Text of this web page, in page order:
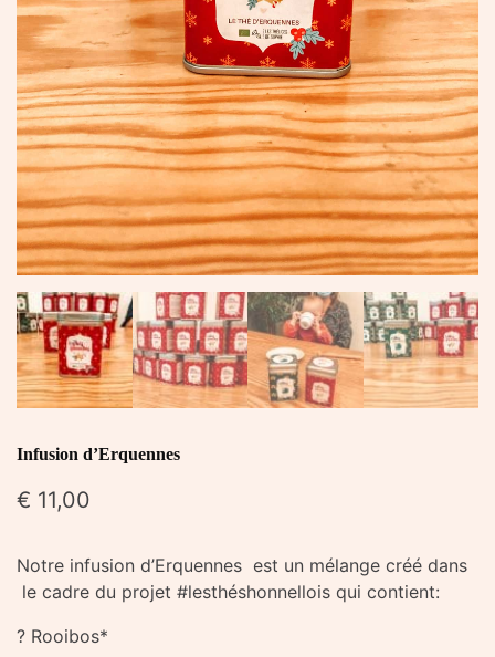
Infusion d’Erquennes
€ 11,00
Notre infusion d’Erquennes est un mélange créé dans
le cadre du projet #lesthéshonnellois qui contient:
? Rooibos*